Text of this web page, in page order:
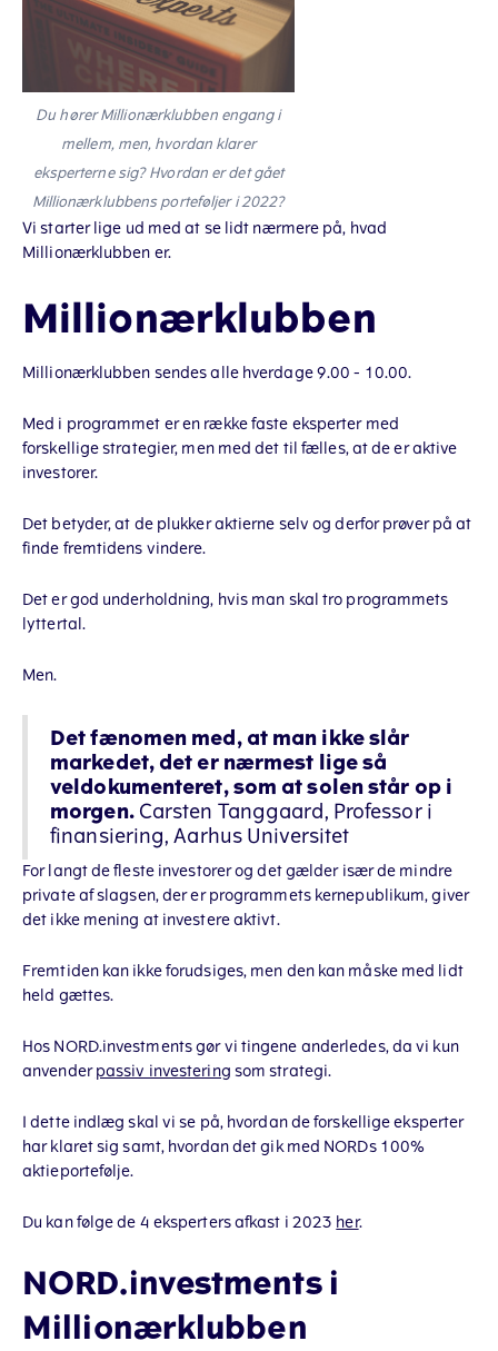
Du hører Millionærklubben engang i
mellem, men, hvordan klarer
eksperterne sig? Hvordan er det gået
Millionærklubbens porteføljer i 2022?
Vi starter lige ud med at se lidt nærmere på, hvad
Millionærklubben er.
Millionærklubben
Millionærklubben sendes alle hverdage 9.00 - 10.00.
Med i programmet er en række faste eksperter med
forskellige strategier, men med det til fælles, at de er aktive
investorer.
Det betyder, at de plukker aktierne selv og derfor prøver på at
finde fremtidens vindere.
Det er god underholdning, hvis man skal tro programmets
lyttertal.
Men.
Det fænomen med, at man ikke slår
markedet, det er nærmest lige så
veldokumenteret, som at solen står op i
morgen.Carsten Tanggaard, Professor i
finansiering, Aarhus Universitet
For langt de fleste investorer og det gælder især de mindre
private af slagsen, der er programmets kernepublikum, giver
det ikke mening at investere aktivt.
Fremtiden kan ikke forudsiges, men den kan måske med lidt
held gættes.
Hos NORD.investments gør vi tingene anderledes, da vi kun
anvenderpassiv investering som strategi.
I dette indlæg skal vi se på, hvordan de forskellige eksperter
har klaret sig samt, hvordan det gik med NORDs 100%
aktieportefølje.
Du kan følge de 4 eksperters afkast i 2023 her.
NORD.investments i
Millionærklubben